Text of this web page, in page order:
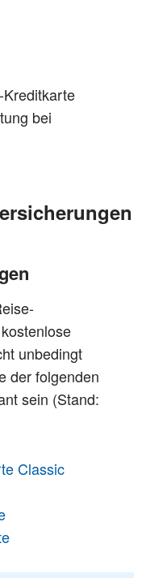
bei
unbedingt
der folgenden
sein (Stand:
Classic